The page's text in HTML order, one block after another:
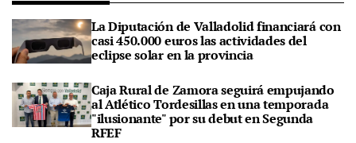
La Diputación de Valladolid financiará con
casi 450.000 euros las actividades del
eclipse solar en la provincia
Caja Rural de Zamora seguirá empujando
al Atlético Tordesillas en una temporada
"ilusionante" por su debut en Segunda
RFEF